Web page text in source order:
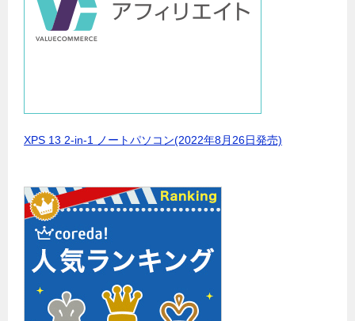
XPS 13 2-in-1 ノートパソコン(2022年8月26日発売)